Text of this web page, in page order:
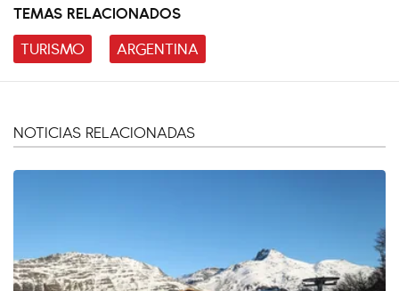
TEMAS RELACIONADOS
TURISMO
ARGENTINA
NOTICIAS RELACIONADAS